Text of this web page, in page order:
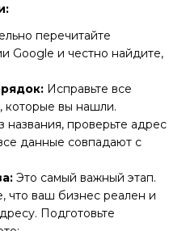
перечитайте
Google и честно найдите,
Исправьте все
которые вы нашли.
проверьте адрес
данные совпадают с
Это самый важный этап.
что ваш бизнес реален и
Подготовьте